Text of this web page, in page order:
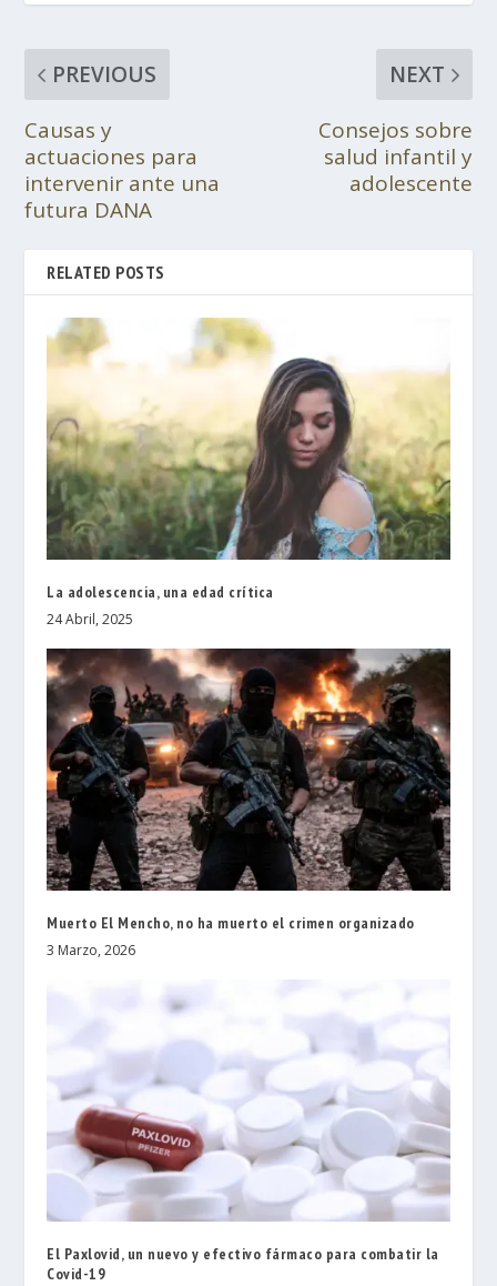
PREVIOUS
Causas y
actuaciones para
intervenir ante una
futura DANA
NEXT
Consejos sobre
salud infantil y
adolescente
RELATED POSTS
La adolescencia, una edad crítica
24 Abril, 2025
Muerto El Mencho, no ha muerto el crimen organizado
3 Marzo, 2026
El Paxlovid, un nuevo y efectivo fármaco para combatir la
Covid-19